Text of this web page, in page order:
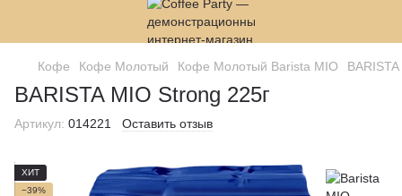
Кофе Кофе Молотый Кофе Молотый Barista MIO
BARISTA MIO Strong 225г
Артикул: 014221 Оставить отзыв
ХИТ
−39%